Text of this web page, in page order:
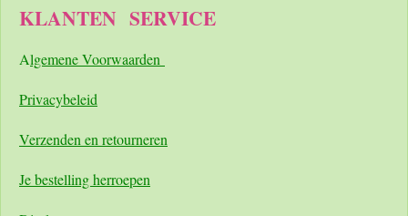
KLANTEN SERVICE
Algemene Voorwaarden
Privacybeleid
Verzenden en retourneren
Je bestelling herroepen